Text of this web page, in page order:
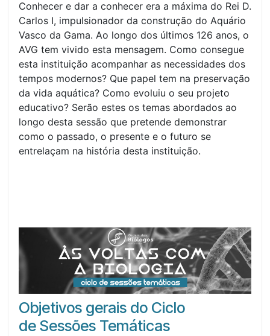
Conhecer e dar a conhecer era a máxima do Rei D.
Carlos I, impulsionador da construção do Aquário
Vasco da Gama. Ao longo dos últimos 126 anos, o
AVG tem vivido esta mensagem. Como consegue
esta instituição acompanhar as necessidades dos
tempos modernos? Que papel tem na preservação
da vida aquática? Como evoluiu o seu projeto
educativo? Serão estes os temas abordados ao
longo desta sessão que pretende demonstrar
como o passado, o presente e o futuro se
entrelaçam na história desta instituição.
Objetivos gerais do Ciclo
de Sessões Temáticas